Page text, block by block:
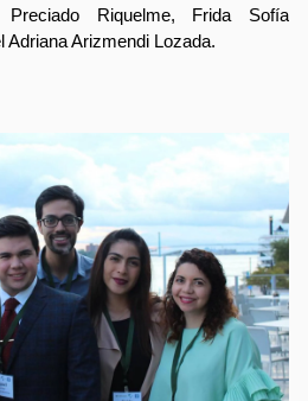
Riquelme, Frida Sofía
Arizmendi Lozada.